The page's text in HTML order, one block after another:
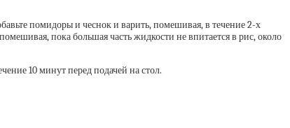
помидоры и чеснок и варить, помешивая, в течение 2-х
пока большая часть жидкости не впитается в рис, около
10 минут перед подачей на стол.